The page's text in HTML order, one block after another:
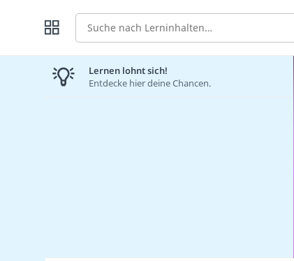
Suche
Lernen lohnt sich!
Entdecke hier deine Chancen.